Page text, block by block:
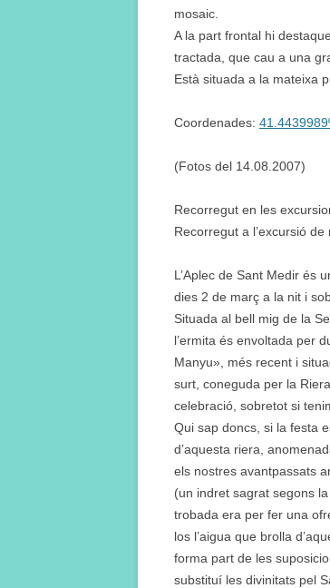
mosaic.
A la part frontal hi
tractada, que cau a una
Està situada a la mateixa
Coordenades:
(Fotos del 14.08.2007)
Recorregut en les
Recorregut a l’excursió
L’Aplec de Sant Medir és
dies 2 de març a la nit i
Situada al bell mig de la
l’ermita és envoltada per
Manyu», més recent i
surt, coneguda per la
celebració, sobretot si
Qui sap doncs, si la festa
d’aquesta riera,
els nostres avantpassats
(un indret sagrat segons
trobada era per fer una
los l’aigua que brolla
forma part de les
substituí les divinitats pel